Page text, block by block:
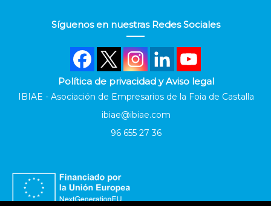
Síguenos en nuestras Redes Sociales
Política de privacidad y Aviso legal
IBIAE - Asociación de Empresarios de la Foia de Castalla
ibiae@ibiae.com
96 655 27 36